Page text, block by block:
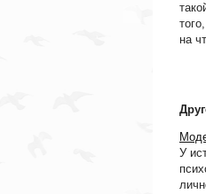
на
У